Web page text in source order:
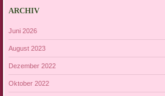
ARCHIV
Juni 2026
August 2023
Dezember 2022
Oktober 2022